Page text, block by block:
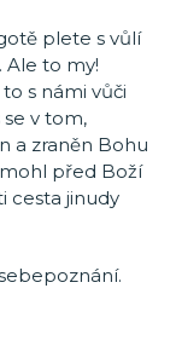
plete s vůlí
Ale to my!
s námi vůči
v tom,
a zraněn Bohu
před Boží
cesta jinudy